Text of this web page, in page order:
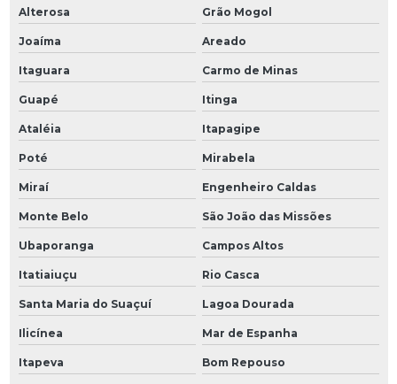
Alterosa Grão Mogol
Joaíma Areado
Itaguara Carmo de Minas
Guapé Itinga
Ataléia Itapagipe
Poté Mirabela
Miraí Engenheiro Caldas
Monte Belo São João das Missões
Ubaporanga Campos Altos
Itatiaiuçu Rio Casca
Santa Maria do Suaçuí Lagoa Dourada
Ilicínea Mar de Espanha
Itapeva Bom Repouso